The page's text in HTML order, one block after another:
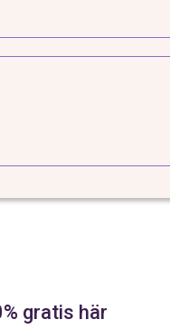
gratis här